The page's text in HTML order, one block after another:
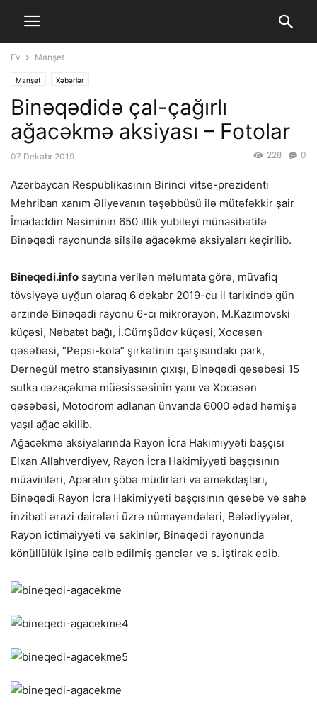
Ev Manşet
Manşet Xəbərlər
Binəqədidə çal-çağırlı
ağacəkmə aksiyası – Fotolar
07 Dekabr 2019 0
228
Azərbaycan Respublikasının Birinci vitse-prezidenti
Mehriban xanım Əliyevanın təşəbbüsü ilə mütəfəkkir şair
İmadəddin Nəsiminin 650 illik yubileyi münasibətilə
Binəqədi rayonunda silsilə ağacəkmə aksiyaları keçirilib.
Bineqedi.info saytına verilən məlumata görə, müvafiq
tövsiyəyə uyğun olaraq 6 dekabr 2019-cu il tarixində gün
ərzində Binəqədi rayonu 6-cı mikrorayon, M.Kazımovski
küçəsi, Nəbatət bağı, İ.Cümşüdov küçəsi, Xocəsən
qəsəbəsi, “Pepsi-kola” şirkətinin qarşısındakı park,
Dərnəgül metro stansiyasının çıxışı, Binəqədi qəsəbəsi 15
sutka cəzaçəkmə müəsissəsinin yanı və Xocəsən
qəsəbəsi, Motodrom adlanan ünvanda 6000 ədəd həmişə
yaşıl ağac əkilib.
Ağacəkmə aksiyalarında Rayon İcra Hakimiyyəti başçısı
Elxan Allahverdiyev, Rayon İcra Hakimiyyəti başçısının
müavinləri, Aparatın şöbə müdirləri və əməkdaşları,
Binəqədi Rayon İcra Hakimiyyəti başçısının qəsəbə və sahə
inzibati ərazi dairələri üzrə nümayəndələri, Bələdiyyələr,
Rayon ictimaiyyəti və sakinlər, Binəqədi rayonunda
könüllülük işinə cəlb edilmiş gənclər və s. iştirak edib.